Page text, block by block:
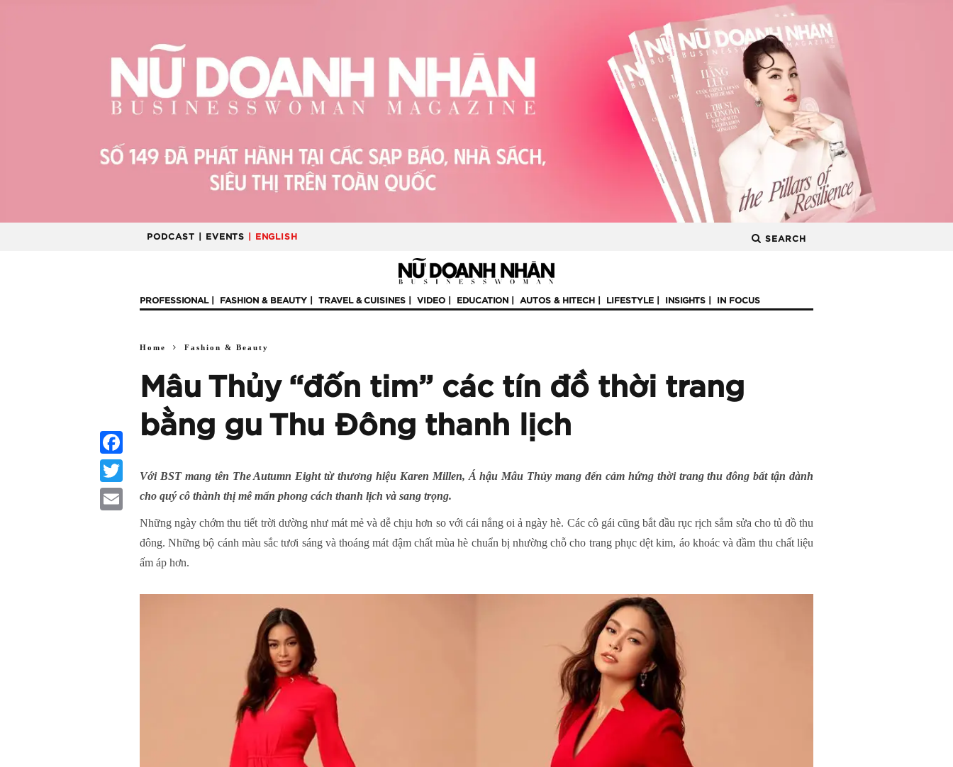
PODCAST | EVENTS | ENGLISH SEARCH
PROFESSIONAL FASHION & BEAUTY TRAVEL & CUISINES VIDEO EDUCATION AUTOS & HITECH LIFESTYLE INSIGHTS IN FOCUS
Home Fashion & Beauty
Mâu Thủy “đốn tim” các tín đồ thời trang
bằng gu Thu Đông thanh lịch
Với BST mang tên The Autumn Eight từ thương hiệu Karen Millen, Á hậu Mâu Thủy mang đến cảm hứng thời trang thu đông bất tận dành
cho quý cô thành thị mê mẩn phong cách thanh lịch và sang trọng.
Những ngày chớm thu tiết trời dường như mát mẻ và dễ chịu hơn so với cái nắng oi ả ngày hè. Các cô gái cũng bắt đầu rục rịch sắm sửa cho tủ đồ thu
đông. Những bộ cánh màu sắc tươi sáng và thoáng mát đậm chất mùa hè chuẩn bị nhường chỗ cho trang phục dệt kim, áo khoác và đầm thu chất liệu
ấm áp hơn.
Facebook
Twitter